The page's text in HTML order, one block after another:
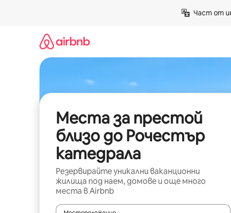
Част от
Места за престой
близо до Рочестър
катедрала
Резервирайте уникални ваканционни
жилища под наем, домове и още много
места в Airbnb